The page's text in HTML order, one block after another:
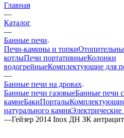
Главная
—
Каталог
—
Банные печи
Печи-камины и топки
котлыПечи портативныеКолонки
водогрейныеКомплектующие для
—
Банные печи на дровах
Банные печи газовыеБанные печи с
камнеБакиПорталы
натурального камня
—Гейзер 2014 Inox ДН ЗК антрацит